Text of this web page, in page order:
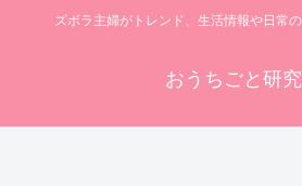
ズボラ主婦がトレンド、生活情報や日常
おうちごと研